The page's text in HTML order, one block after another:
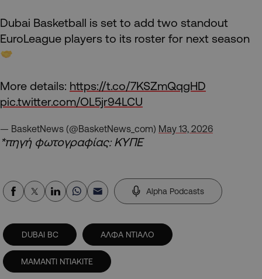
Dubai Basketball is set to add two standout
EuroLeague players to its roster for next season
More details: https://t.co/7KSZmQqgHD
pic.twitter.com/OL5jr94LCU
— BasketNews (@BasketNews_com) May 13, 2026
*πηγή φωτογραφίας: ΚΥΠΕ
Alpha Podcasts
DUBAI BC ΑΛΦΑ ΝΤΙΑΛΟ
ΜΑΜΑΝΤΙ ΝΤΙΑΚΙΤΕ